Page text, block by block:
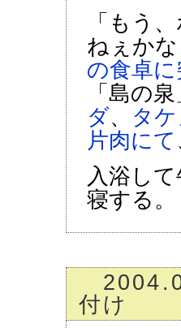
「もう
ねぇか
の食卓
「島の
ダ、
タ
片肉にて
入浴し
寝する。
付け